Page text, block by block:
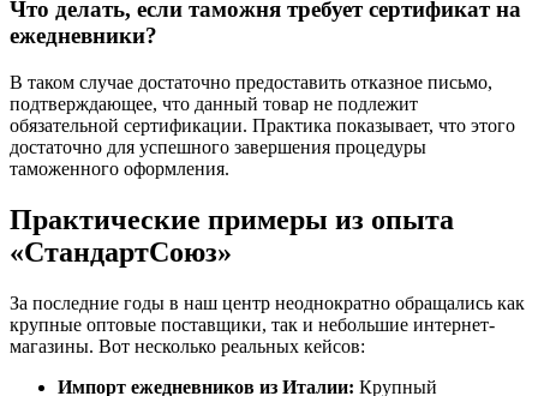
Что делать, если таможня требует сертификат на
ежедневники?
В таком случае достаточно предоставить отказное письмо,
подтверждающее, что данный товар не подлежит
обязательной сертификации. Практика показывает, что этого
достаточно для успешного завершения процедуры
таможенного оформления.
Практические примеры из опыта
«СтандартСоюз»
За последние годы в наш центр неоднократно обращались как
крупные оптовые поставщики, так и небольшие интернет-
магазины. Вот несколько реальных кейсов:
Импорт ежедневников из Италии: Крупный